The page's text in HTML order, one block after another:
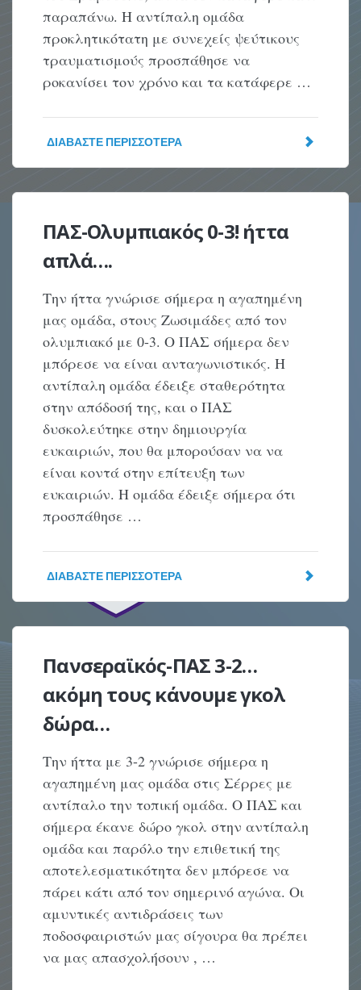
παραπάνω. Η αντίπαλη ομάδα
προκλητικότατη με συνεχείς ψεύτικους
τραυματισμούς προσπάθησε να
ροκανίσει τον χρόνο και τα κατάφερε …
ΔΙΑΒΆΣΤΕ ΠΕΡΙΣΣΌΤΕΡΑ
ΠΑΣ-Ολυμπιακός 0-3! ήττα
απλά….
Την ήττα γνώρισε σήμερα η αγαπημένη
μας ομάδα, στους Ζωσιμάδες από τον
ολυμπιακό με 0-3. Ο ΠΑΣ σήμερα δεν
μπόρεσε να είναι ανταγωνιστικός. Η
αντίπαλη ομάδα έδειξε σταθερότητα
στην απόδοσή της, και ο ΠΑΣ
δυσκολεύτηκε στην δημιουργία
ευκαιριών, που θα μπορούσαν να να
είναι κοντά στην επίτευξη των
ευκαιριών. Η ομάδα έδειξε σήμερα ότι
προσπάθησε …
ΔΙΑΒΆΣΤΕ ΠΕΡΙΣΣΌΤΕΡΑ
Πανσεραϊκός-ΠΑΣ 3-2…
ακόμη τους κάνουμε γκολ
δώρα…
Την ήττα με 3-2 γνώρισε σήμερα η
αγαπημένη μας ομάδα στις Σέρρες με
αντίπαλο την τοπική ομάδα. Ο ΠΑΣ και
σήμερα έκανε δώρο γκολ στην αντίπαλη
ομάδα και παρόλο την επιθετική της
αποτελεσματικότητα δεν μπόρεσε να
πάρει κάτι από τον σημερινό αγώνα. Οι
αμυντικές αντιδράσεις των
ποδοσφαιριστών μας σίγουρα θα πρέπει
να μας απασχολήσουν , …